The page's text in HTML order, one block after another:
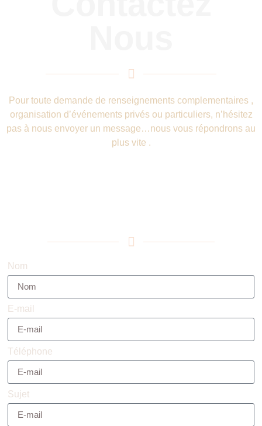
Pour toute demande de renseignements complementaires ,
organisation d’événements privés ou particuliers, n’hésitez
pas à nous envoyer un message…nous vous répondrons au
plus vite .
Nom
E-mail
Téléphone
Sujet